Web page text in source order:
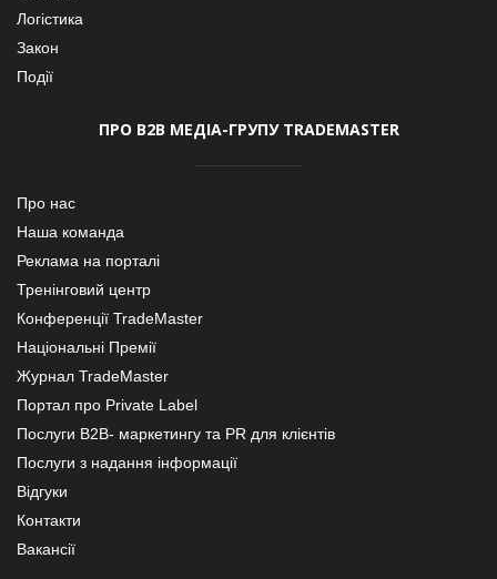
Логістика
Закон
Події
ПРО В2В МЕДІА-ГРУПУ TRADEMASTER
Про нас
Наша команда
Реклама на порталі
Тренінговий центр
Конференції TradeMaster
Національні Премії
Журнал TradeMaster
Портал про Private Label
Послуги В2В- маркетингу та PR для клієнтів
Послуги з надання інформації
Відгуки
Контакти
Вакансії